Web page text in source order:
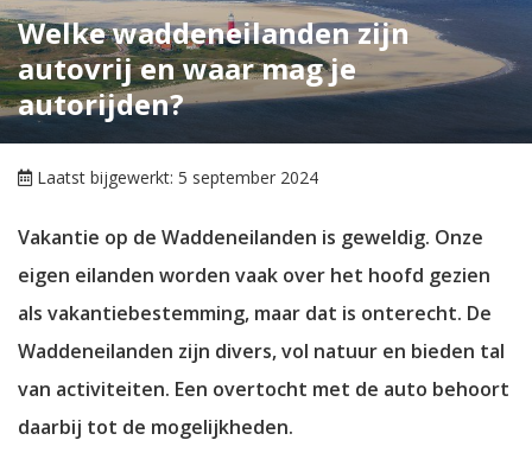
Welke waddeneilanden zijn
autovrij en waar mag je
autorijden?
Laatst bijgewerkt: 5 september 2024
Vakantie op de Waddeneilanden is geweldig. Onze
eigen eilanden worden vaak over het hoofd gezien
als vakantiebestemming, maar dat is onterecht. De
Waddeneilanden zijn divers, vol natuur en bieden tal
van activiteiten. Een overtocht met de auto behoort
daarbij tot de mogelijkheden.